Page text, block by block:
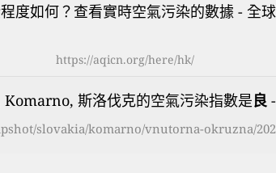
度如何？查看實時空氣污染的數據 - 全
https://aqicn.org/here/hk/
斯洛伐克的空氣污染指數是良
slovakia/komarno/vnutorna-okruzna/